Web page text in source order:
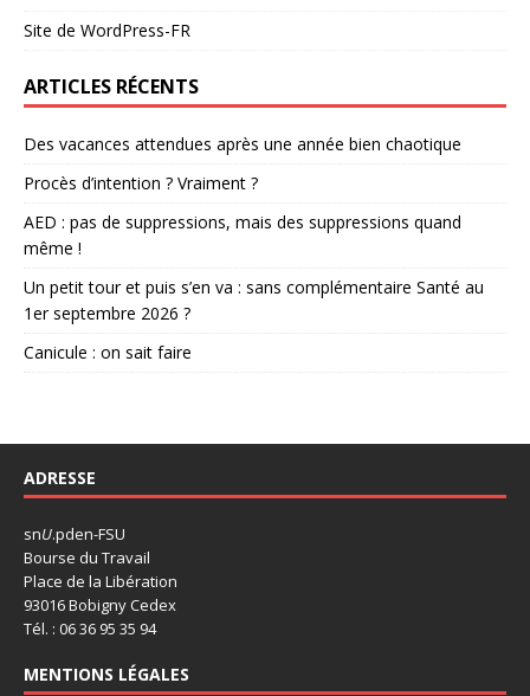
Site de WordPress-FR
ARTICLES RÉCENTS
Des vacances attendues après une année bien chaotique
Procès d’intention ? Vraiment ?
AED : pas de suppressions, mais des suppressions quand
même !
Un petit tour et puis s’en va : sans complémentaire Santé au
1er septembre 2026 ?
Canicule : on sait faire
ADRESSE
snU.pden-FSU
Bourse du Travail
Place de la Libération
93016 Bobigny Cedex
Tél. : 06 36 95 35 94
MENTIONS LÉGALES